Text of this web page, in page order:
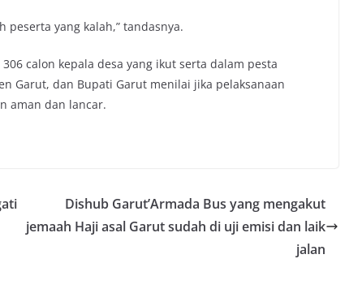
peserta yang kalah,” tandasnya.
calon kepala desa yang ikut serta dalam pesta
Garut, dan Bupati Garut menilai jika pelaksanaan
aman dan lancar.
Dishub Garut’Armada Bus yang mengakut
jemaah Haji asal Garut sudah di uji emisi dan laik
jalan